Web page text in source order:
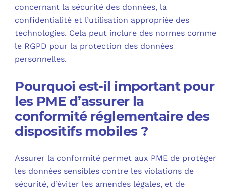
concernant la sécurité des données, la
confidentialité et l’utilisation appropriée des
technologies. Cela peut inclure des normes comme
le RGPD pour la protection des données
personnelles.
Pourquoi est-il important pour
les PME d’assurer la
conformité réglementaire des
dispositifs mobiles ?
Assurer la conformité permet aux PME de protéger
les données sensibles contre les violations de
sécurité, d’éviter les amendes légales, et de